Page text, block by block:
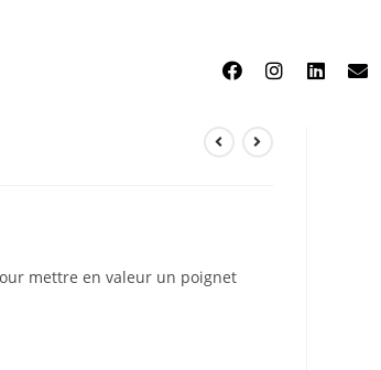
mettre en valeur un poignet